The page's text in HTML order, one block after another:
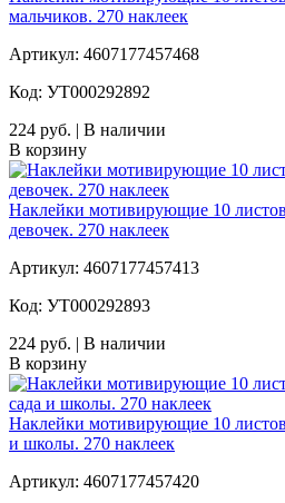
мальчиков. 270 наклеек
Артикул: 4607177457468
Код: УТ000292892
224 руб. | В наличии
В корзину
Наклейки мотивирующие 10
девочек. 270 наклеек
Артикул: 4607177457413
Код: УТ000292893
224 руб. | В наличии
В корзину
Наклейки мотивирующие 10
и школы. 270 наклеек
Артикул: 4607177457420